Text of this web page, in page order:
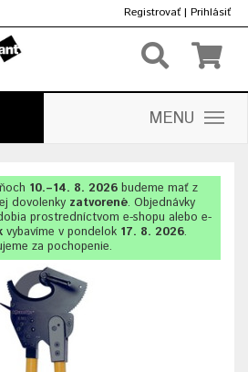
Registrovať | Prihlásiť
MENU
10.–14. 8. 2026 budeme mať z
dovolenkyzatvorené. Objednávky
prostredníctvom e-shopu alebo e-
vybavíme v pondelok 17. 8. 2026.
za pochopenie.